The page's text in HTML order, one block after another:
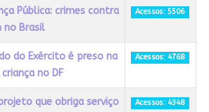
Pública: crimes contra
no Brasil
Acessos: 5506
do Exército é preso na
no DF
Acessos: 4768
que obriga serviço
Acessos: 4348